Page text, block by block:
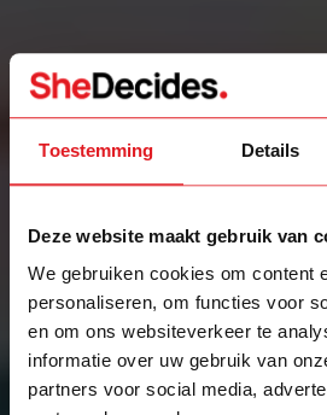
Toestemming Details
Deze website maakt gebruik van
We gebruiken cookies om content
personaliseren, om functies voor
en om ons websiteverkeer te
informatie over uw gebruik van
partners voor social media,